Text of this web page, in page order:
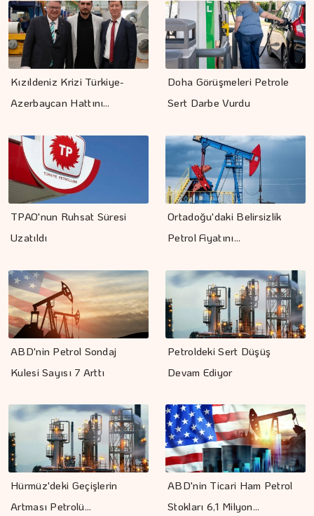
Kızıldeniz Krizi Türkiye-
Azerbaycan Hattını…
Doha Görüşmeleri Petrole
Sert Darbe Vurdu
TPAO'nun Ruhsat Süresi
Uzatıldı
Ortadoğu'daki Belirsizlik
Petrol Fiyatını…
ABD'nin Petrol Sondaj
Kulesi Sayısı 7 Arttı
Petroldeki Sert Düşüş
Devam Ediyor
Hürmüz'deki Geçişlerin
Artması Petrolü…
ABD'nin Ticari Ham Petrol
Stokları 6,1 Milyon…